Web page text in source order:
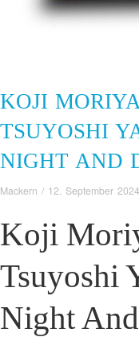
KOJI
TSUYOSHI
NIGHT AND
Mackern / 12. September 2024
Koji
Tsuyoshi
Night